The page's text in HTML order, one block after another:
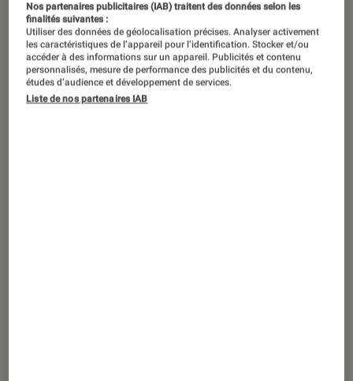
Ma sélection de convertisseurs DAC
portables pour garantir la qualité audio
DÉCRYPTAGE
Son • 19 juin 2024
Nos partenaires publicitaires (IAB) traitent des données selon les
finalités suivantes :
Utiliser des données de géolocalisation précises. Analyser activement
les caractéristiques de l’appareil pour l’identification. Stocker et/ou
accéder à des informations sur un appareil. Publicités et contenu
personnalisés, mesure de performance des publicités et du contenu,
études d’audience et développement de services.
Liste de nos partenaires IAB